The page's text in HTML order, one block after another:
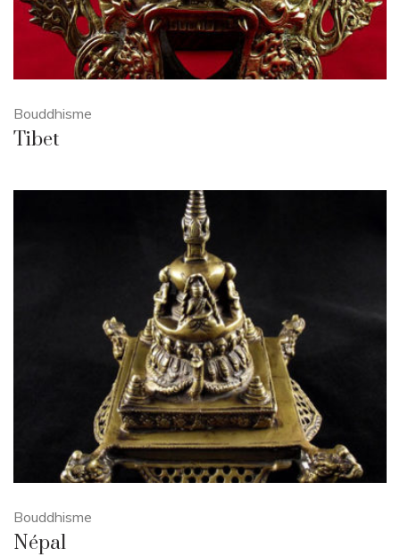
Bouddhisme
Tibet
Bouddhisme
Népal